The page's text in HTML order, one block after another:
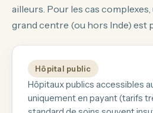
ailleurs. Pour les cas
grand centre (ou hors Inde) est
Hôpital public
Hôpitaux publics accessibles
uniquement en payant (tarifs